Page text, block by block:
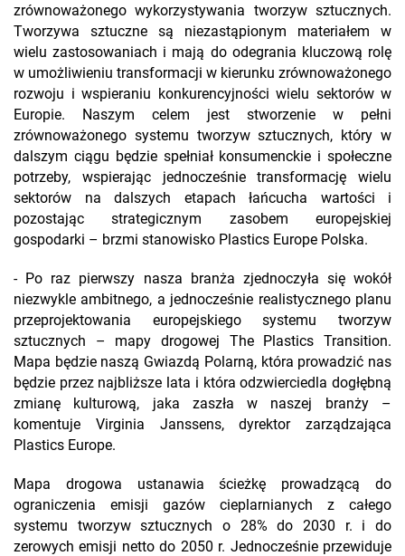
zrównoważonego wykorzystywania tworzyw sztucznych.
Tworzywa sztuczne są niezastąpionym materiałem w
wielu zastosowaniach i mają do odegrania kluczową rolę
w umożliwieniu transformacji w kierunku zrównoważonego
rozwoju i wspieraniu konkurencyjności wielu sektorów w
Europie. Naszym celem jest stworzenie w pełni
zrównoważonego systemu tworzyw sztucznych, który w
dalszym ciągu będzie spełniał konsumenckie i społeczne
potrzeby, wspierając jednocześnie transformację wielu
sektorów na dalszych etapach łańcucha wartości i
pozostając strategicznym zasobem europejskiej
gospodarki – brzmi stanowisko Plastics Europe Polska.
- Po raz pierwszy nasza branża zjednoczyła się wokół
niezwykle ambitnego, a jednocześnie realistycznego planu
przeprojektowania europejskiego systemu tworzyw
sztucznych – mapy drogowej The Plastics Transition.
Mapa będzie naszą Gwiazdą Polarną, która prowadzić nas
będzie przez najbliższe lata i która odzwierciedla dogłębną
zmianę kulturową, jaka zaszła w naszej branży –
komentuje Virginia Janssens, dyrektor zarządzająca
Plastics Europe.
Mapa drogowa ustanawia ścieżkę prowadzącą do
ograniczenia emisji gazów cieplarnianych z całego
systemu tworzyw sztucznych o 28% do 2030 r. i do
zerowych emisji netto do 2050 r. Jednocześnie przewiduje